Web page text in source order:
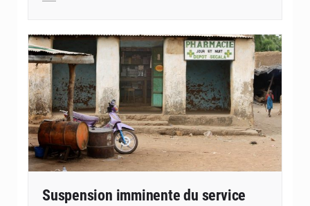
Suspension imminente du service